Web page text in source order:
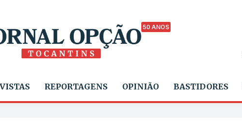
50 ANOS
REPORTAGENS OPINIÃO BASTIDORES